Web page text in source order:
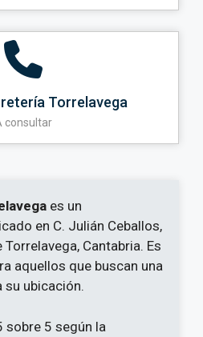
Torrelavega
consultar
es un
en C. Julián Ceballos,
Cantabria. Es
aquellos que buscan una
su ubicación.
sobre 5 según la